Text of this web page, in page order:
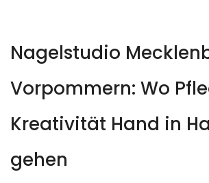
Nagelstudio
Vorpommern: Wo
Kreativität Hand in
gehen